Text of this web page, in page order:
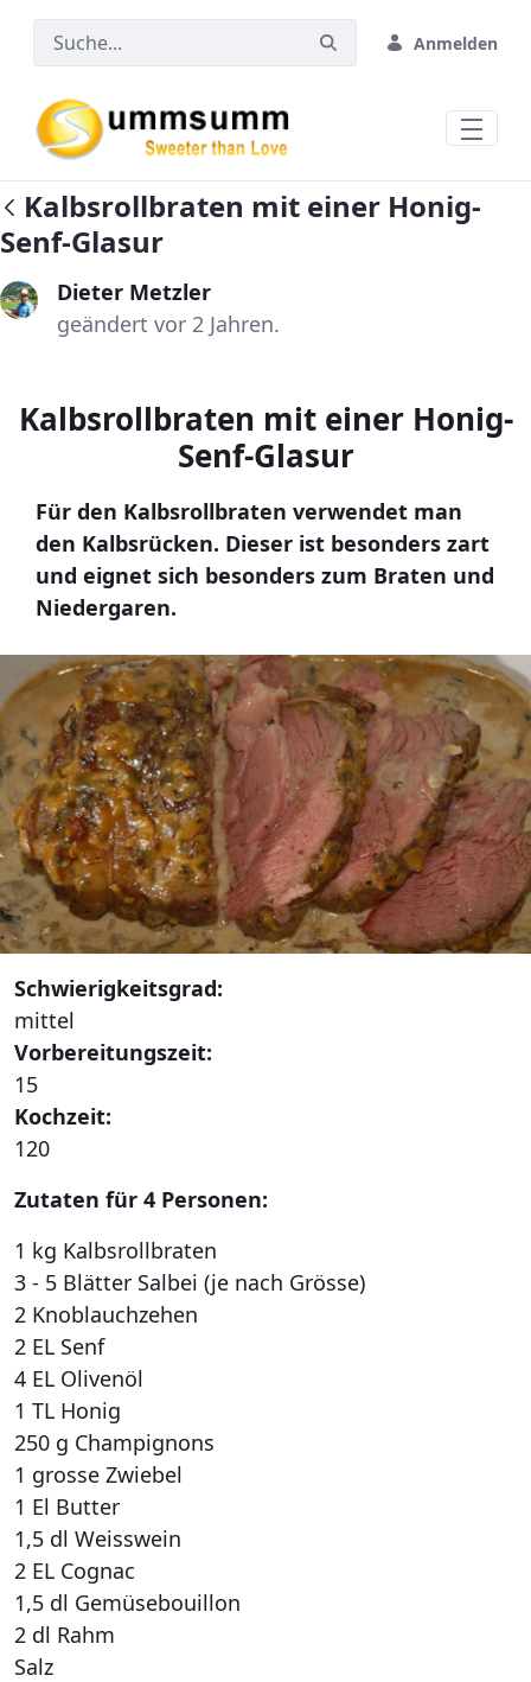
Zum Hauptinhalt springen
Anmelden
Kalbsrollbraten mit einer Honig-
Senf-Glasur
Dieter Metzler
geändert vor 2 Jahren.
Kalbsrollbraten mit einer Honig-
Senf-Glasur
Für den Kalbsrollbraten verwendet man
den Kalbsrücken. Dieser ist besonders zart
und eignet sich besonders zum Braten und
Niedergaren.
Schwierigkeitsgrad:
mittel
Vorbereitungszeit:
15
Kochzeit:
120
Zutaten für 4 Personen:
1 kg Kalbsrollbraten
3 - 5 Blätter Salbei (je nach Grösse)
2 Knoblauchzehen
2 EL Senf
4 EL Olivenöl
1 TL Honig
250 g Champignons
1 grosse Zwiebel
1 El Butter
1,5 dl Weisswein
2 EL Cognac
1,5 dl Gemüsebouillon
2 dl Rahm
Salz